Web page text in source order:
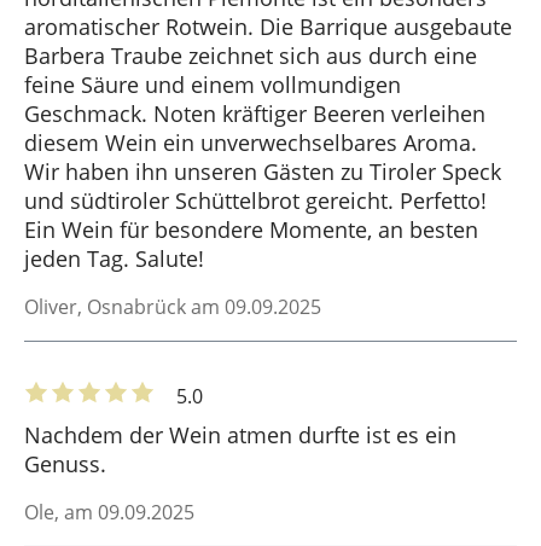
aromatischer Rotwein. Die Barrique ausgebaute
Barbera Traube zeichnet sich aus durch eine
feine Säure und einem vollmundigen
Geschmack. Noten kräftiger Beeren verleihen
diesem Wein ein unverwechselbares Aroma.
Wir haben ihn unseren Gästen zu Tiroler Speck
und südtiroler Schüttelbrot gereicht. Perfetto!
Ein Wein für besondere Momente, an besten
jeden Tag. Salute!
Oliver, Osnabrück am 09.09.2025
5.0
Nachdem der Wein atmen durfte ist es ein
Genuss.
Ole, am 09.09.2025